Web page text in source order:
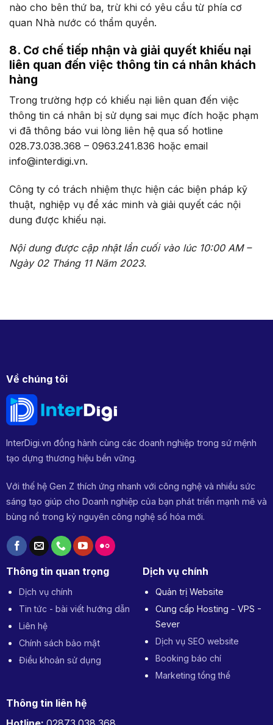
nào cho bên thứ ba, trừ khi có yêu cầu từ phía cơ
quan Nhà nước có thẩm quyền.
8. Cơ chế tiếp nhận và giải quyết khiếu nại
liên quan đến việc thông tin cá nhân khách
hàng
Trong trường hợp có khiếu nại liên quan đến việc
thông tin cá nhân bị sử dụng sai mục đích hoặc phạm
vi đã thông báo vui lòng liên hệ qua số hotline
028.73.038.368 – 0963.241.836 hoặc email
info@interdigi.vn.
Công ty có trách nhiệm thực hiện các biện pháp kỹ
thuật, nghiệp vụ để xác minh và giải quyết các nội
dung được khiếu nại.
Nội dung được cập nhật lần cuối vào lúc 10:00 AM –
Ngày 02 Tháng 11 Năm 2023.
Về chúng tôi
InterDigi.vn đồng hành cùng các doanh nghiệp trong sứ mệnh
tạo dựng thương hiệu bền vững.
Với thế hệ Gen Z thích ứng nhanh với công nghệ và nhiều sức
sáng tạo giúp cho Doanh nghiệp của bạn phát triển mạnh mẽ và
bùng nổ trong kỷ nguyên công nghệ số hóa mới.
Thông tin quan trọng
Dịch vụ chính
Tin tức - bài viết hướng dẫn
Liên hệ
Chính sách bảo mật
Điều khoản sử dụng
Dịch vụ chính
Quản trị Website
Cung cấp Hosting - VPS -
Sever
Dịch vụ SEO website
Booking báo chí
Marketing tổng thể
Thông tin liên hệ